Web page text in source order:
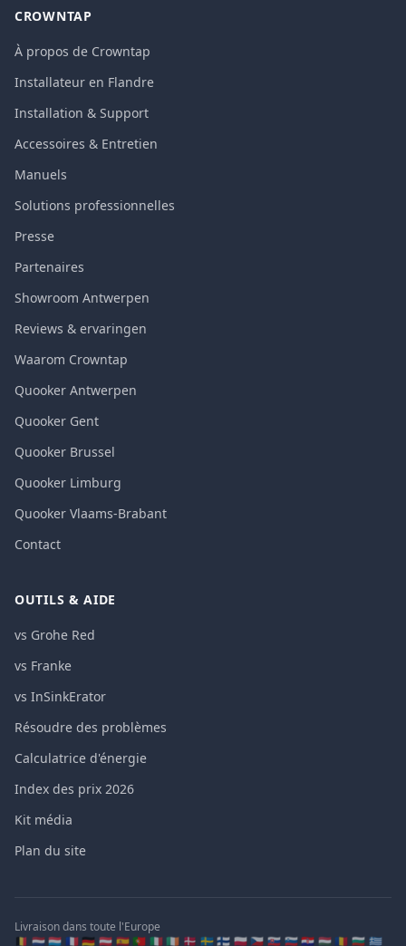
CROWNTAP
À propos de Crowntap
Installateur en Flandre
Installation & Support
Accessoires & Entretien
Manuels
Solutions professionnelles
Presse
Partenaires
Showroom Antwerpen
Reviews & ervaringen
Waarom Crowntap
Quooker Antwerpen
Quooker Gent
Quooker Brussel
Quooker Limburg
Quooker Vlaams-Brabant
Contact
OUTILS & AIDE
vs Grohe Red
vs Franke
vs InSinkErator
Résoudre des problèmes
Calculatrice d'énergie
Index des prix 2026
Kit média
Plan du site
Livraison dans toute l'Europe
🇧🇪 🇳🇱 🇱🇺 🇫🇷 🇩🇪 🇦🇹 🇪🇸 🇵🇹 🇮🇹 🇮🇪 🇩🇰 🇸🇪 🇫🇮 🇵🇱 🇨🇿 🇸🇰 🇸🇮 🇭🇷 🇭🇺 🇷🇴 🇧🇬 🇬🇷